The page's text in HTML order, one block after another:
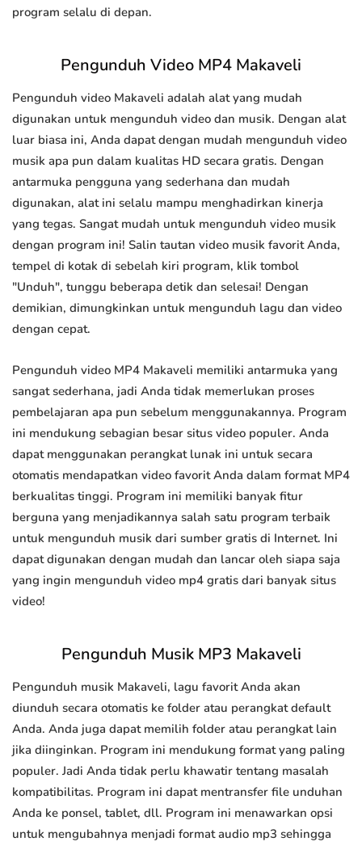
program selalu di depan.
Pengunduh Video MP4 Makaveli
Pengunduh video Makaveli adalah alat yang mudah
digunakan untuk mengunduh video dan musik. Dengan alat
luar biasa ini, Anda dapat dengan mudah mengunduh video
musik apa pun dalam kualitas HD secara gratis. Dengan
antarmuka pengguna yang sederhana dan mudah
digunakan, alat ini selalu mampu menghadirkan kinerja
yang tegas. Sangat mudah untuk mengunduh video musik
dengan program ini! Salin tautan video musik favorit Anda,
tempel di kotak di sebelah kiri program, klik tombol
"Unduh", tunggu beberapa detik dan selesai! Dengan
demikian, dimungkinkan untuk mengunduh lagu dan video
dengan cepat.
Pengunduh video MP4 Makaveli memiliki antarmuka yang
sangat sederhana, jadi Anda tidak memerlukan proses
pembelajaran apa pun sebelum menggunakannya. Program
ini mendukung sebagian besar situs video populer. Anda
dapat menggunakan perangkat lunak ini untuk secara
otomatis mendapatkan video favorit Anda dalam format MP4
berkualitas tinggi. Program ini memiliki banyak fitur
berguna yang menjadikannya salah satu program terbaik
untuk mengunduh musik dari sumber gratis di Internet. Ini
dapat digunakan dengan mudah dan lancar oleh siapa saja
yang ingin mengunduh video mp4 gratis dari banyak situs
video!
Pengunduh Musik MP3 Makaveli
Pengunduh musik Makaveli, lagu favorit Anda akan
diunduh secara otomatis ke folder atau perangkat default
Anda. Anda juga dapat memilih folder atau perangkat lain
jika diinginkan. Program ini mendukung format yang paling
populer. Jadi Anda tidak perlu khawatir tentang masalah
kompatibilitas. Program ini dapat mentransfer file unduhan
Anda ke ponsel, tablet, dll. Program ini menawarkan opsi
untuk mengubahnya menjadi format audio mp3 sehingga